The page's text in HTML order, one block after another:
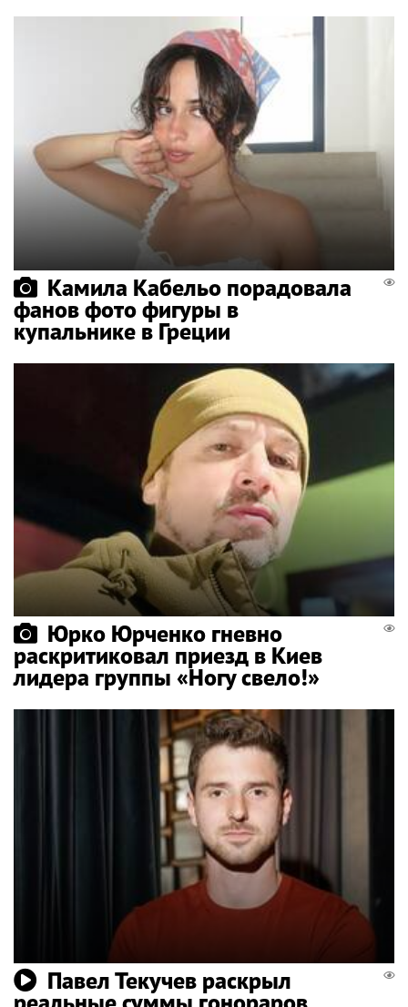
Камила Кабельо порадовала
фанов фото фигуры в
купальнике в Греции
Юрко Юрченко гневно
раскритиковал приезд в Киев
лидера группы «Ногу свело!»
Павел Текучев раскрыл